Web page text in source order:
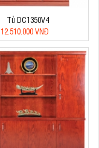
Tủ DC1350V4
12.510.000 VNĐ